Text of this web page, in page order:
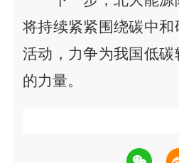
将持续紧紧 围绕碳中和
活动， 力争为我国低碳
的力量。